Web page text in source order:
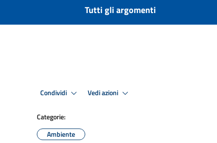
Tutti gli argomenti
Condividi Vedi azioni
Categorie:
Ambiente